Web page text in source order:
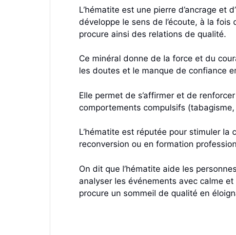
L’hématite est une pierre d’ancrage et
développe le sens de l’écoute, à la
procure ainsi des relations de qualité.
Ce minéral donne de la force et du
les doutes et le manque de confiance
Elle permet de s’affirmer et de
comportements compulsifs
L’hématite est réputée pour stimuler
reconversion ou en formation
On dit que l’hématite aide les
analyser les événements avec calme
procure un sommeil de qualité en